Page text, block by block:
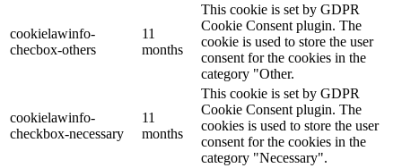
cookielawinfo-
checbox-others
11
months
This cookie is set by GDPR
Cookie Consent plugin. The
cookie is used to store the user
consent for the cookies in the
category "Other.
cookielawinfo-
checkbox-necessary
11
months
This cookie is set by GDPR
Cookie Consent plugin. The
cookies is used to store the user
consent for the cookies in the
category "Necessary".